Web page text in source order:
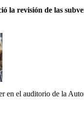
la revisión de las
en el auditorio de la